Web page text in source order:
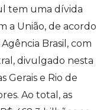
tem uma dívida
a União, de acordo
Brasil, com
divulgado nesta
Gerais e Rio de
Ao total, as